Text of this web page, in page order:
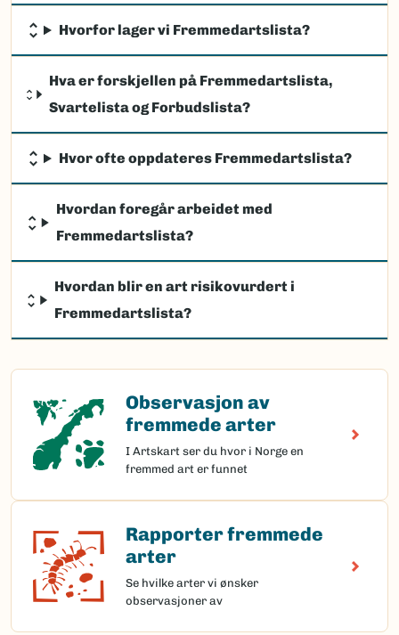
Hvorfor lager vi Fremmedartslista?
Hva er forskjellen på Fremmedartslista,
Svartelista og Forbudslista?
Hvor ofte oppdateres Fremmedartslista?
Hvordan foregår arbeidet med
Fremmedartslista?
Hvordan blir en art risikovurdert i
Fremmedartslista?
Observasjon av
fremmede arter
I Artskart ser du hvor i Norge en
fremmed art er funnet
Observasjon av fremmede arter
Rapporter fremmede
arter
Se hvilke arter vi ønsker
observasjoner av
Rapporter fremmede arter